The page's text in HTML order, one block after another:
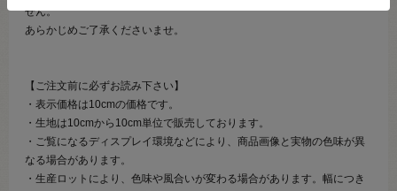
せん。
あらかじめご了承くださいませ。
【ご注文前に必ずお読み下さい】
・表示価格は10cmの価格です。
・生地は10cmから10cm単位で販売しております。
・ご覧になるディスプレイ環境などにより、商品画像と実物の色味が異
なる場合があります。
・生産ロットにより、色味や風合いが変わる場合があります。幅につき